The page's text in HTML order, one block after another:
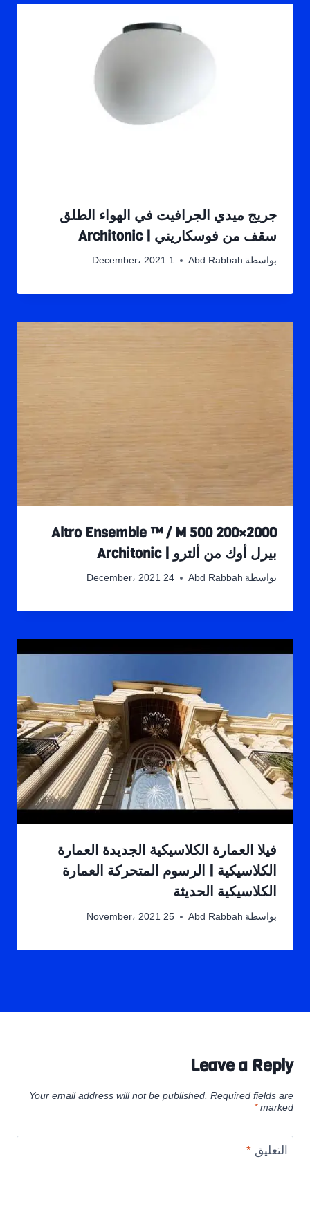
جريج ميدي الجرافيت في الهواء الطلق
سقف من فوسكاريني | Architonic
بواسطة Abd Rabbah 1 December، 2021
Altro Ensemble ™ / M 500 200×2000
بيرل أوك من ألترو | Architonic
بواسطة Abd Rabbah 24 December، 2021
فيلا العمارة الكلاسيكية الجديدة العمارة
الكلاسيكية | الرسوم المتحركة العمارة
الكلاسيكية الحديثة
بواسطة Abd Rabbah 25 November، 2021
Leave a Reply
Your email address will not be published. Required fields are
marked
*
التعليق*